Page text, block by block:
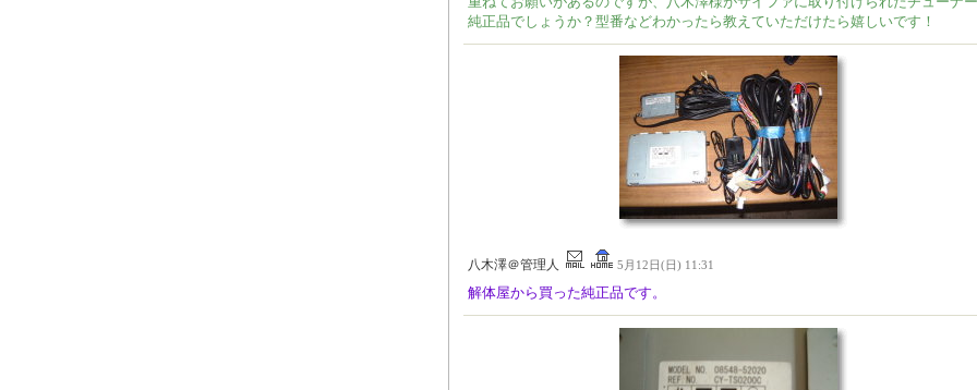
純正品でしょうか？型番などわかったら教えていただけたら嬉しいです！
八木澤＠管理人 5月12日(日) 11:31
解体屋から買った純正品です。